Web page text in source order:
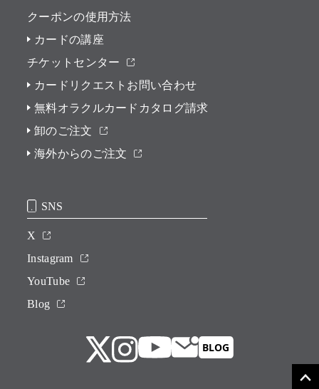
クーポンの使用方法
カードの講座
チケットセンター
カードリクエストお問い合わせ
無料オラクルカードカタログ請求
卸のご注文
海外からのご注文
SNS
X
Instagram
YouTube
Blog